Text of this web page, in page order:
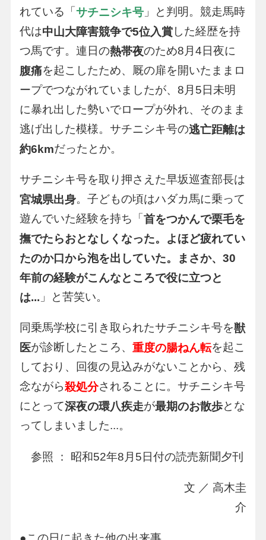
れている「 サチニシキ号」と判明。競走馬時
代は中山大障害競争で5位入賞した経歴を持
つ馬です。連日の熱帯夜のため8月4日夜に
腹痛を起こしたため、厩の扉を開いたままロ
ープでつながれていましたが、8月5日未明
に暴れ出した勢いでロープが外れ、そのまま
逃げ出した模様。サチニシキ号の逃亡距離は
約6kmだったとか。
サチニシキ号を取り押さえた早坂巡査部長は
宮城県出身。子どもの頃はハダカ馬に乗って
遊んでいた経験を持ち「 首をつかんで栗毛を
撫でたらおとなしくなった。よほど疲れてい
たのか口から泡を出していた。まさか、30
年前の経験がこんなところで役に立つと
は... 」と苦笑い。
同乗馬学校に引き取られたサチニシキ号を獣
医が診断したところ、 重度の腸ねん転を起こ
しており、回復の見込みがないことから、残
念ながら殺処分されることに。サチニシキ号
にとって深夜の環八疾走が最期のお散歩とな
ってしまいました...。
参照 ： 昭和52年8月5日付の読売新聞夕刊
文 ／ 高木圭
介